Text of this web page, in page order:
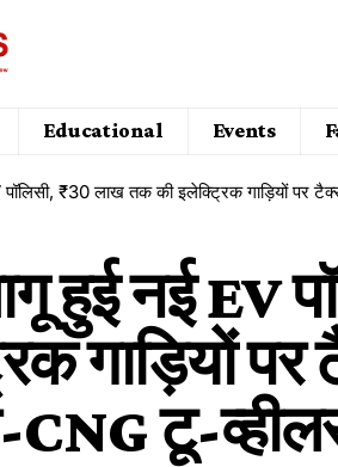
Educational Events
पॉलिसी, ₹30 लाख तक की इलेक्ट्रिक गाड़ियों
हुई नई EV
गाड़ियों
CNG टू-